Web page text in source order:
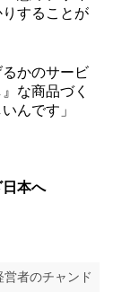
することが
かのサービ
な商品づく
んです」
本へ
者のチャンド